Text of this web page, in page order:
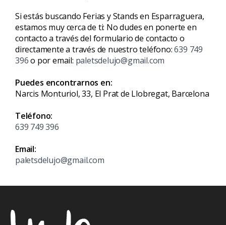
Si estás buscando Ferias y Stands en Esparraguera,
estamos muy cerca de ti: No dudes en ponerte en
contacto a través del formulario de contacto o
directamente a través de nuestro teléfono:639 749
396o por email: paletsdelujo@gmail.com
Puedes encontrarnos en:
Narcis Monturiol, 33, El Prat de Llobregat, Barcelona
Teléfono:
639 749 396
Email:
paletsdelujo@gmail.com